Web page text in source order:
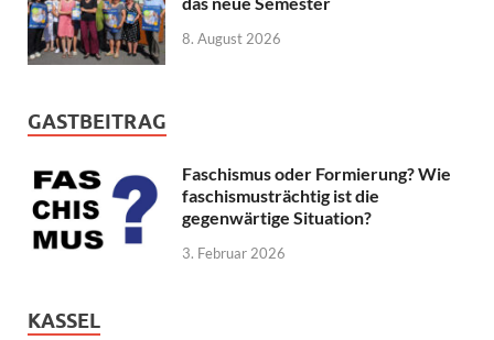
8. August 2026
GASTBEITRAG
Faschismus oder Formierung? Wie
faschismusträchtig ist die
gegenwärtige Situation?
3. Februar 2026
KASSEL